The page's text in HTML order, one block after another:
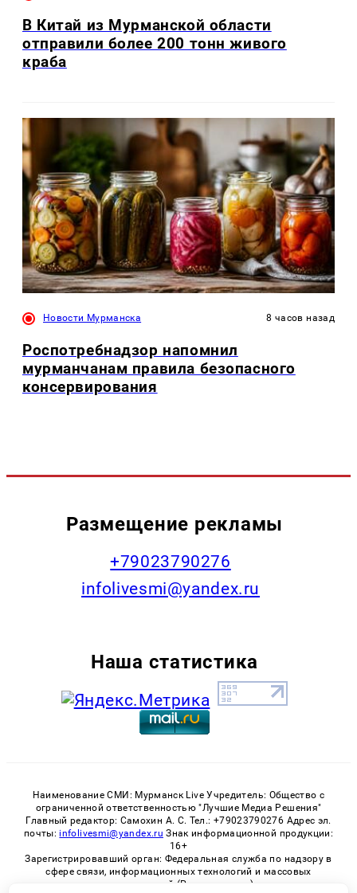
В Китай из Мурманской области
отправили более 200 тонн живого
краба
Новости Мурманска 8 часов назад
Роспотребнадзор напомнил
мурманчанам правила безопасного
консервирования
Размещение рекламы
+79023790276
infolivesmi@yandex.ru
Наша статистика
Наименование СМИ: Мурманск Live Учредитель: Общество с
ограниченной ответственностью "Лучшие Медиа Решения"
Главный редактор: Самохин А. С. Тел.: +79023790276 Адрес эл.
почты: infolivesmi@yandex.ru Знак информационной продукции:
16+
Зарегистрировавший орган: Федеральная служба по надзору в
сфере связи, информационных технологий и массовых
коммуникаций (Роскомнадзор)